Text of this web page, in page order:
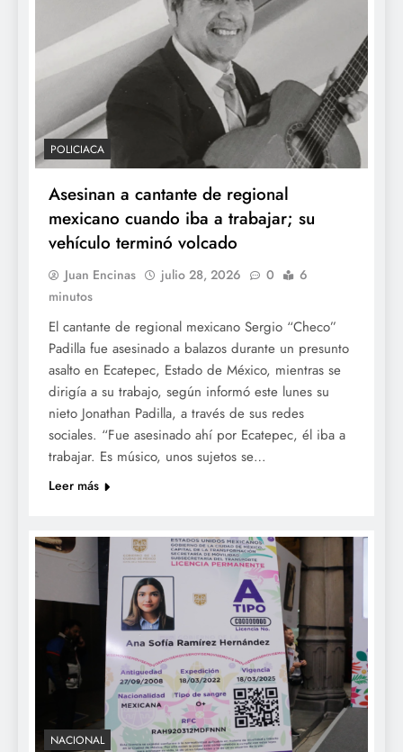
POLICIACA
Asesinan a cantante de regional
mexicano cuando iba a trabajar; su
vehículo terminó volcado
Juan Encinas julio 28, 2026 0
6
minutos
El cantante de regional mexicano Sergio “Checo”
Padilla fue asesinado a balazos durante un presunto
asalto en Ecatepec, Estado de México, mientras se
dirigía a su trabajo, según informó este lunes su
nieto Jonathan Padilla, a través de sus redes
sociales. “Fue asesinado ahí por Ecatepec, él iba a
trabajar. Es músico, unos sujetos se…
Leer más
NACIONAL